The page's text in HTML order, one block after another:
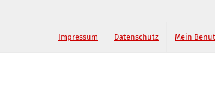
Impressum Datenschutz Mein